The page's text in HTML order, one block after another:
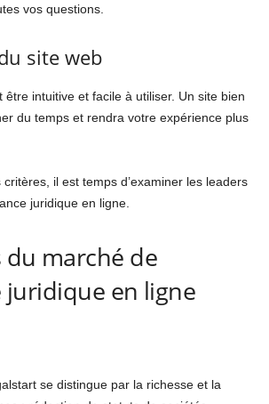
vos questions.
site web
être intuitive et facile à utiliser. Un site bien
du temps et rendra votre expérience plus
il est temps d’examiner les leaders
juridique en ligne.
du marché de
juridique en ligne
se distingue par la richesse et la